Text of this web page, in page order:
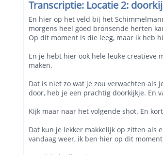
Transcriptie: Locatie 2:
En hier op het veld bij het
morgens heel goed bronsende herten
Op dit moment is die leeg, maar ik heb
En je hebt hier ook hele leuke creatieve
maken.
Dat is niet zo wat je zou verwachten als
door, heb je een prachtig doorkijkje. En
Kijk maar naar het volgende shot. En
Dat kun je lekker makkelijk op zitten als
vandaag weer, ik ben hier op dit